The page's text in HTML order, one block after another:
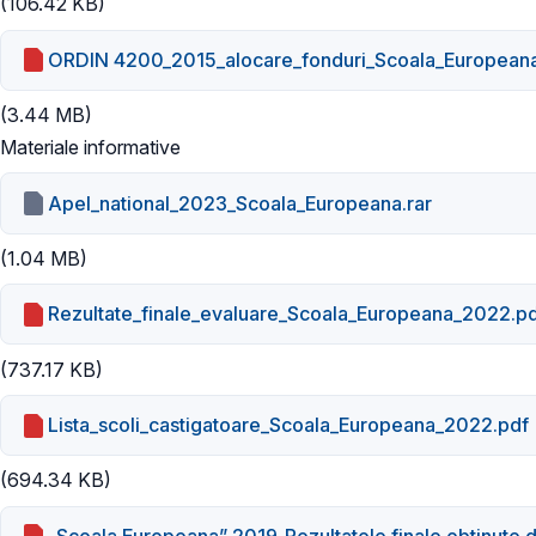
ORDIN
(3.44 MB)
Materiale informative
Apel_national_2023_Scoala_Europeana.rar
(1.04 MB)
(737.17 KB)
Lista_scoli_castigatoare_Scoala_Europeana_2022.pdf
(694.34 KB)